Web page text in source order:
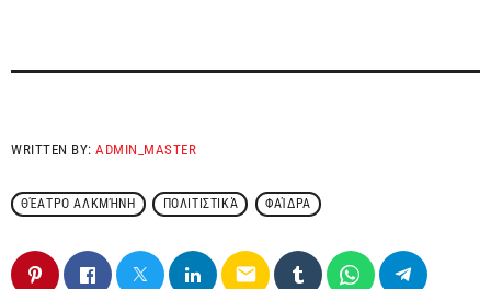
WRITTEN BY:ADMIN_MASTER
ΘΈΑΤΡΟ ΑΛΚΜΉΝΗ ΠΟΛΙΤΙΣΤΙΚΆ ΦΑΊΔΡΑ
email